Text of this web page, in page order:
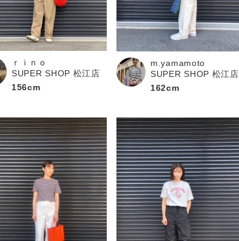
ｒｉｎｏ
SUPER SHOP 松江店
156cm
m.yamamoto
SUPER SHOP 松江店
162cm